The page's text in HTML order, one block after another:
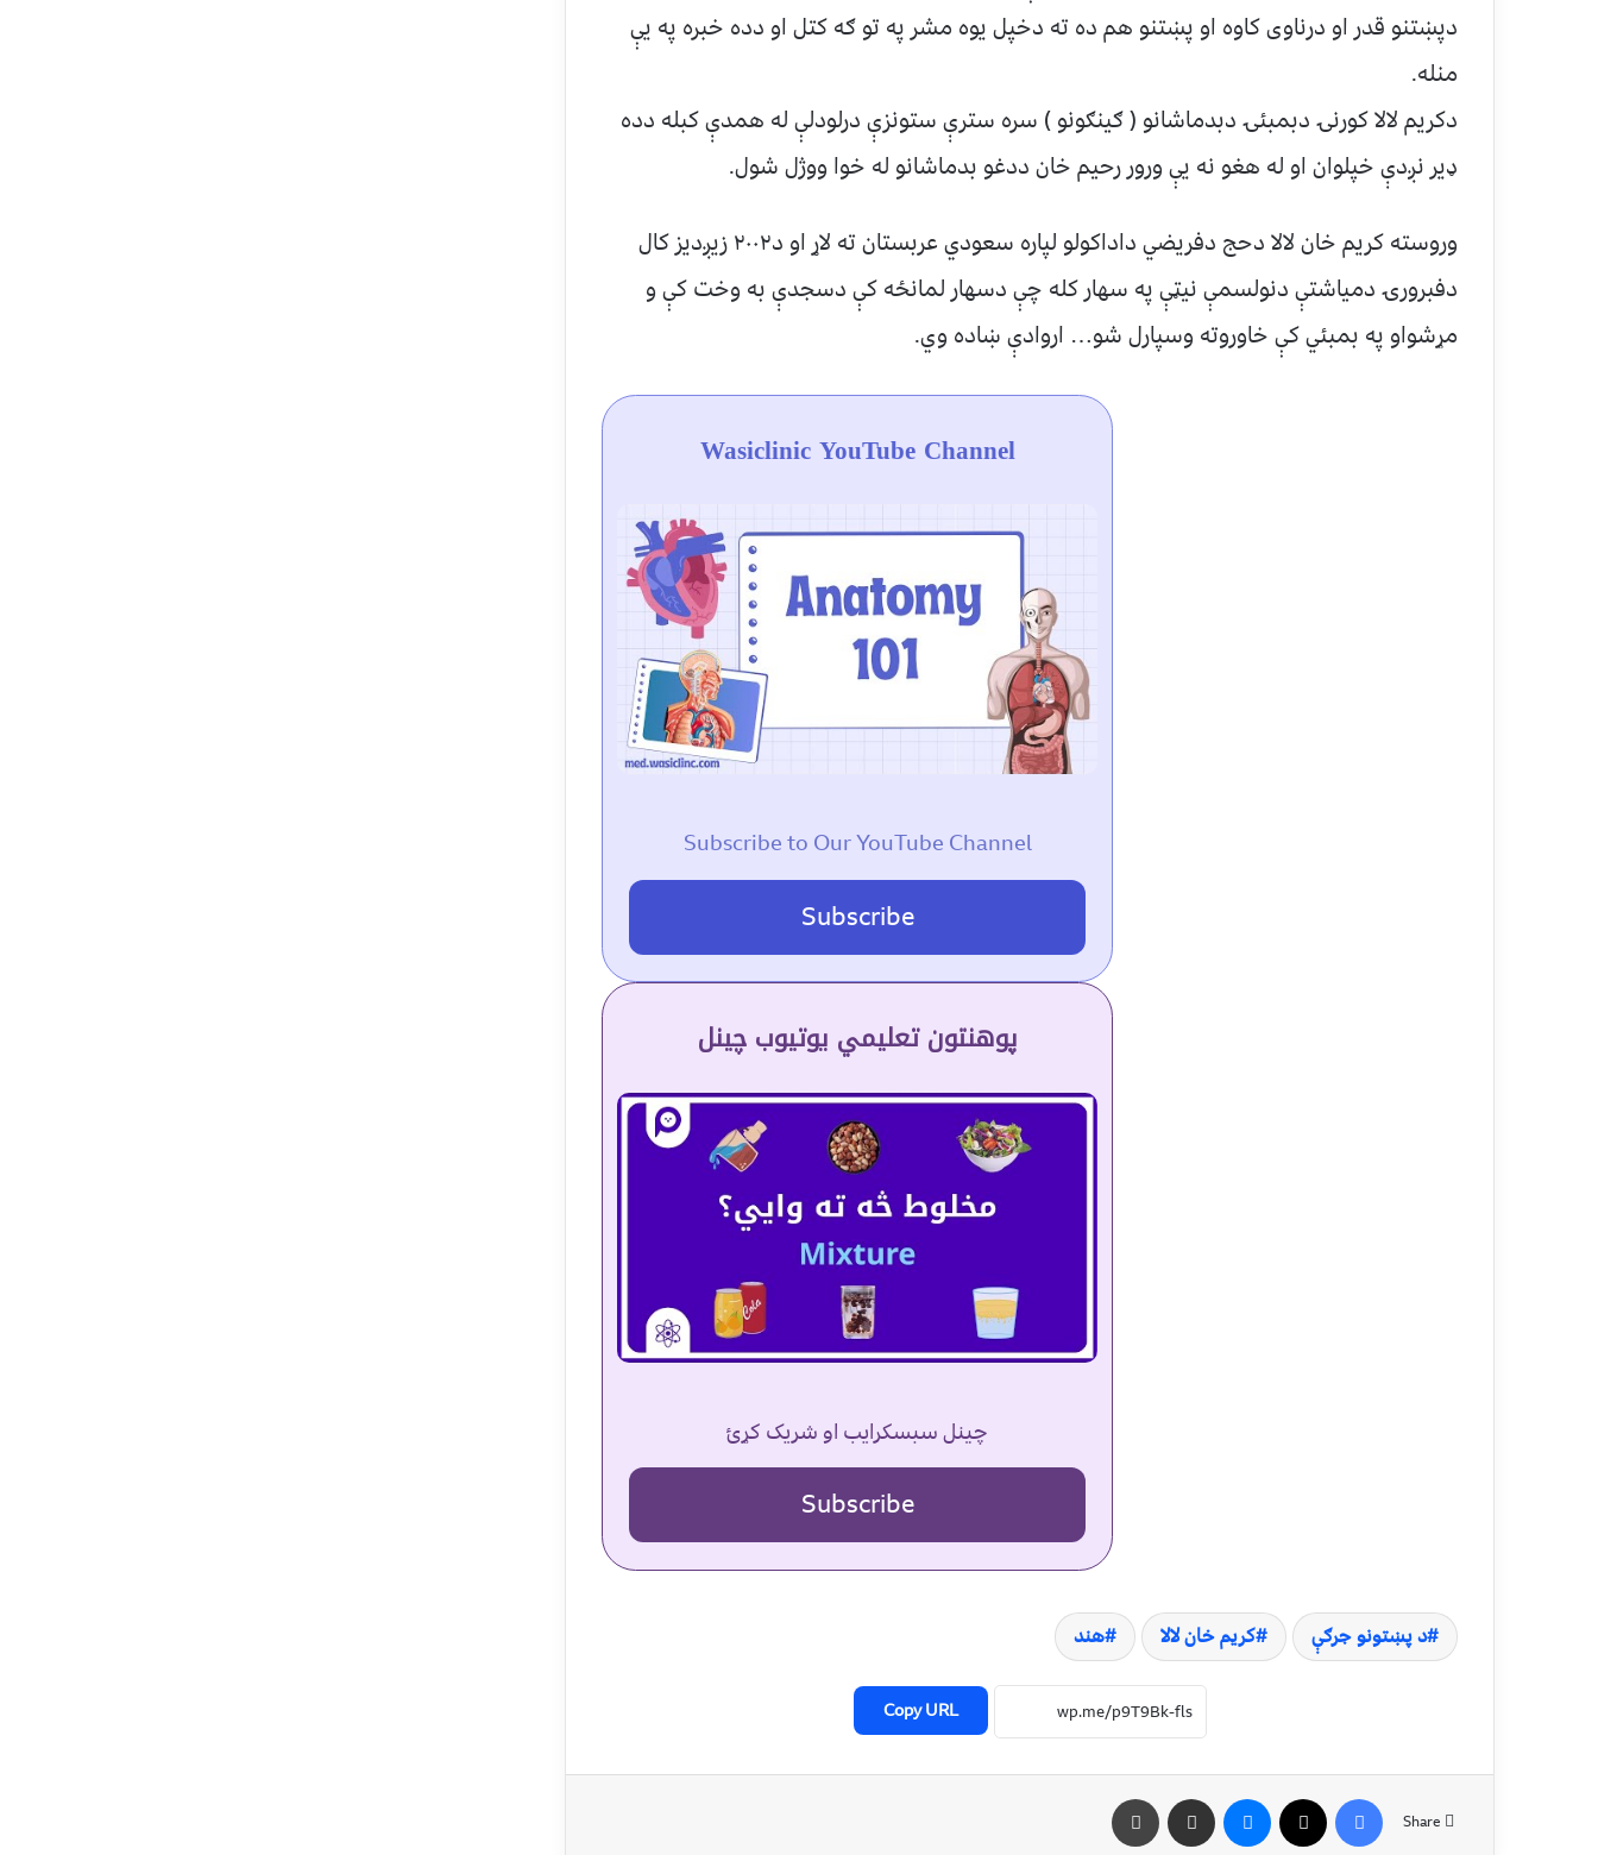
دپښتنو قدر او درناوی کاوه او پښتنو هم ده ته دخپل یوه مشر په تو ګه کتل او دده خبره په یې
منله.
دکریم لالا کورنۍ دبمبئۍ دبدماشانو ( ګینګونو ) سره سترې ستونزې درلودلې له همدې کبله دده
ډیر نږدې خپلوان او له هغو نه یې ورور رحیم خان ددغو بدماشانو له خوا ووژل شول.
وروسته کریم خان لالا دحج دفریضي داداکولو لپاره سعودي عربستان ته لاړ او د۲۰۰۲ زیږدیز کال
دفبرورۍ دمیاشتې دنولسمې نیټې په سهار کله چې دسهار لمانځه کې دسجدې به وخت کې و
مړشواو په بمبئي کې خاوروته وسپارل شو… اروادې ښاده وي.
Wasiclinic YouTube Channel
Subscribe to Our YouTube Channel
Subscribe
پوهنتون تعلیمي یوتیوب چینل
چینل سبسکرایب او شریک کړئ
Subscribe
د پښتونو جرګې کریم خان لالا هند
Copy URL
Share